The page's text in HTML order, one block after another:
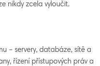
nikdy zcela vyloučit.
– servery, databáze, sítě a
řízení přístupových práv a